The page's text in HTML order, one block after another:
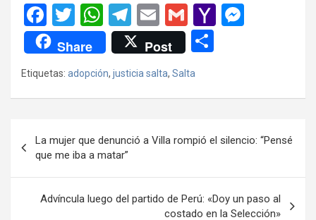
F
a
ce
b
o
k
T
wi
tt
er
W
h
at
s
A
p
T
el
e
gr
a
E
m
ail
G
m
ail
Y
o
ail
g
Share Post
ar
Etiquetas: adopción, justicia salta, Salta
de
entradas
La mujer que denunció a Villa rompió el silencio: “Pensé
que me iba a matar”
Advíncula luego del partido de Perú: «Doy un paso al
costado en la Selección»